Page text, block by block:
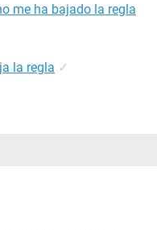
me ha bajado la regla
la regla ✓